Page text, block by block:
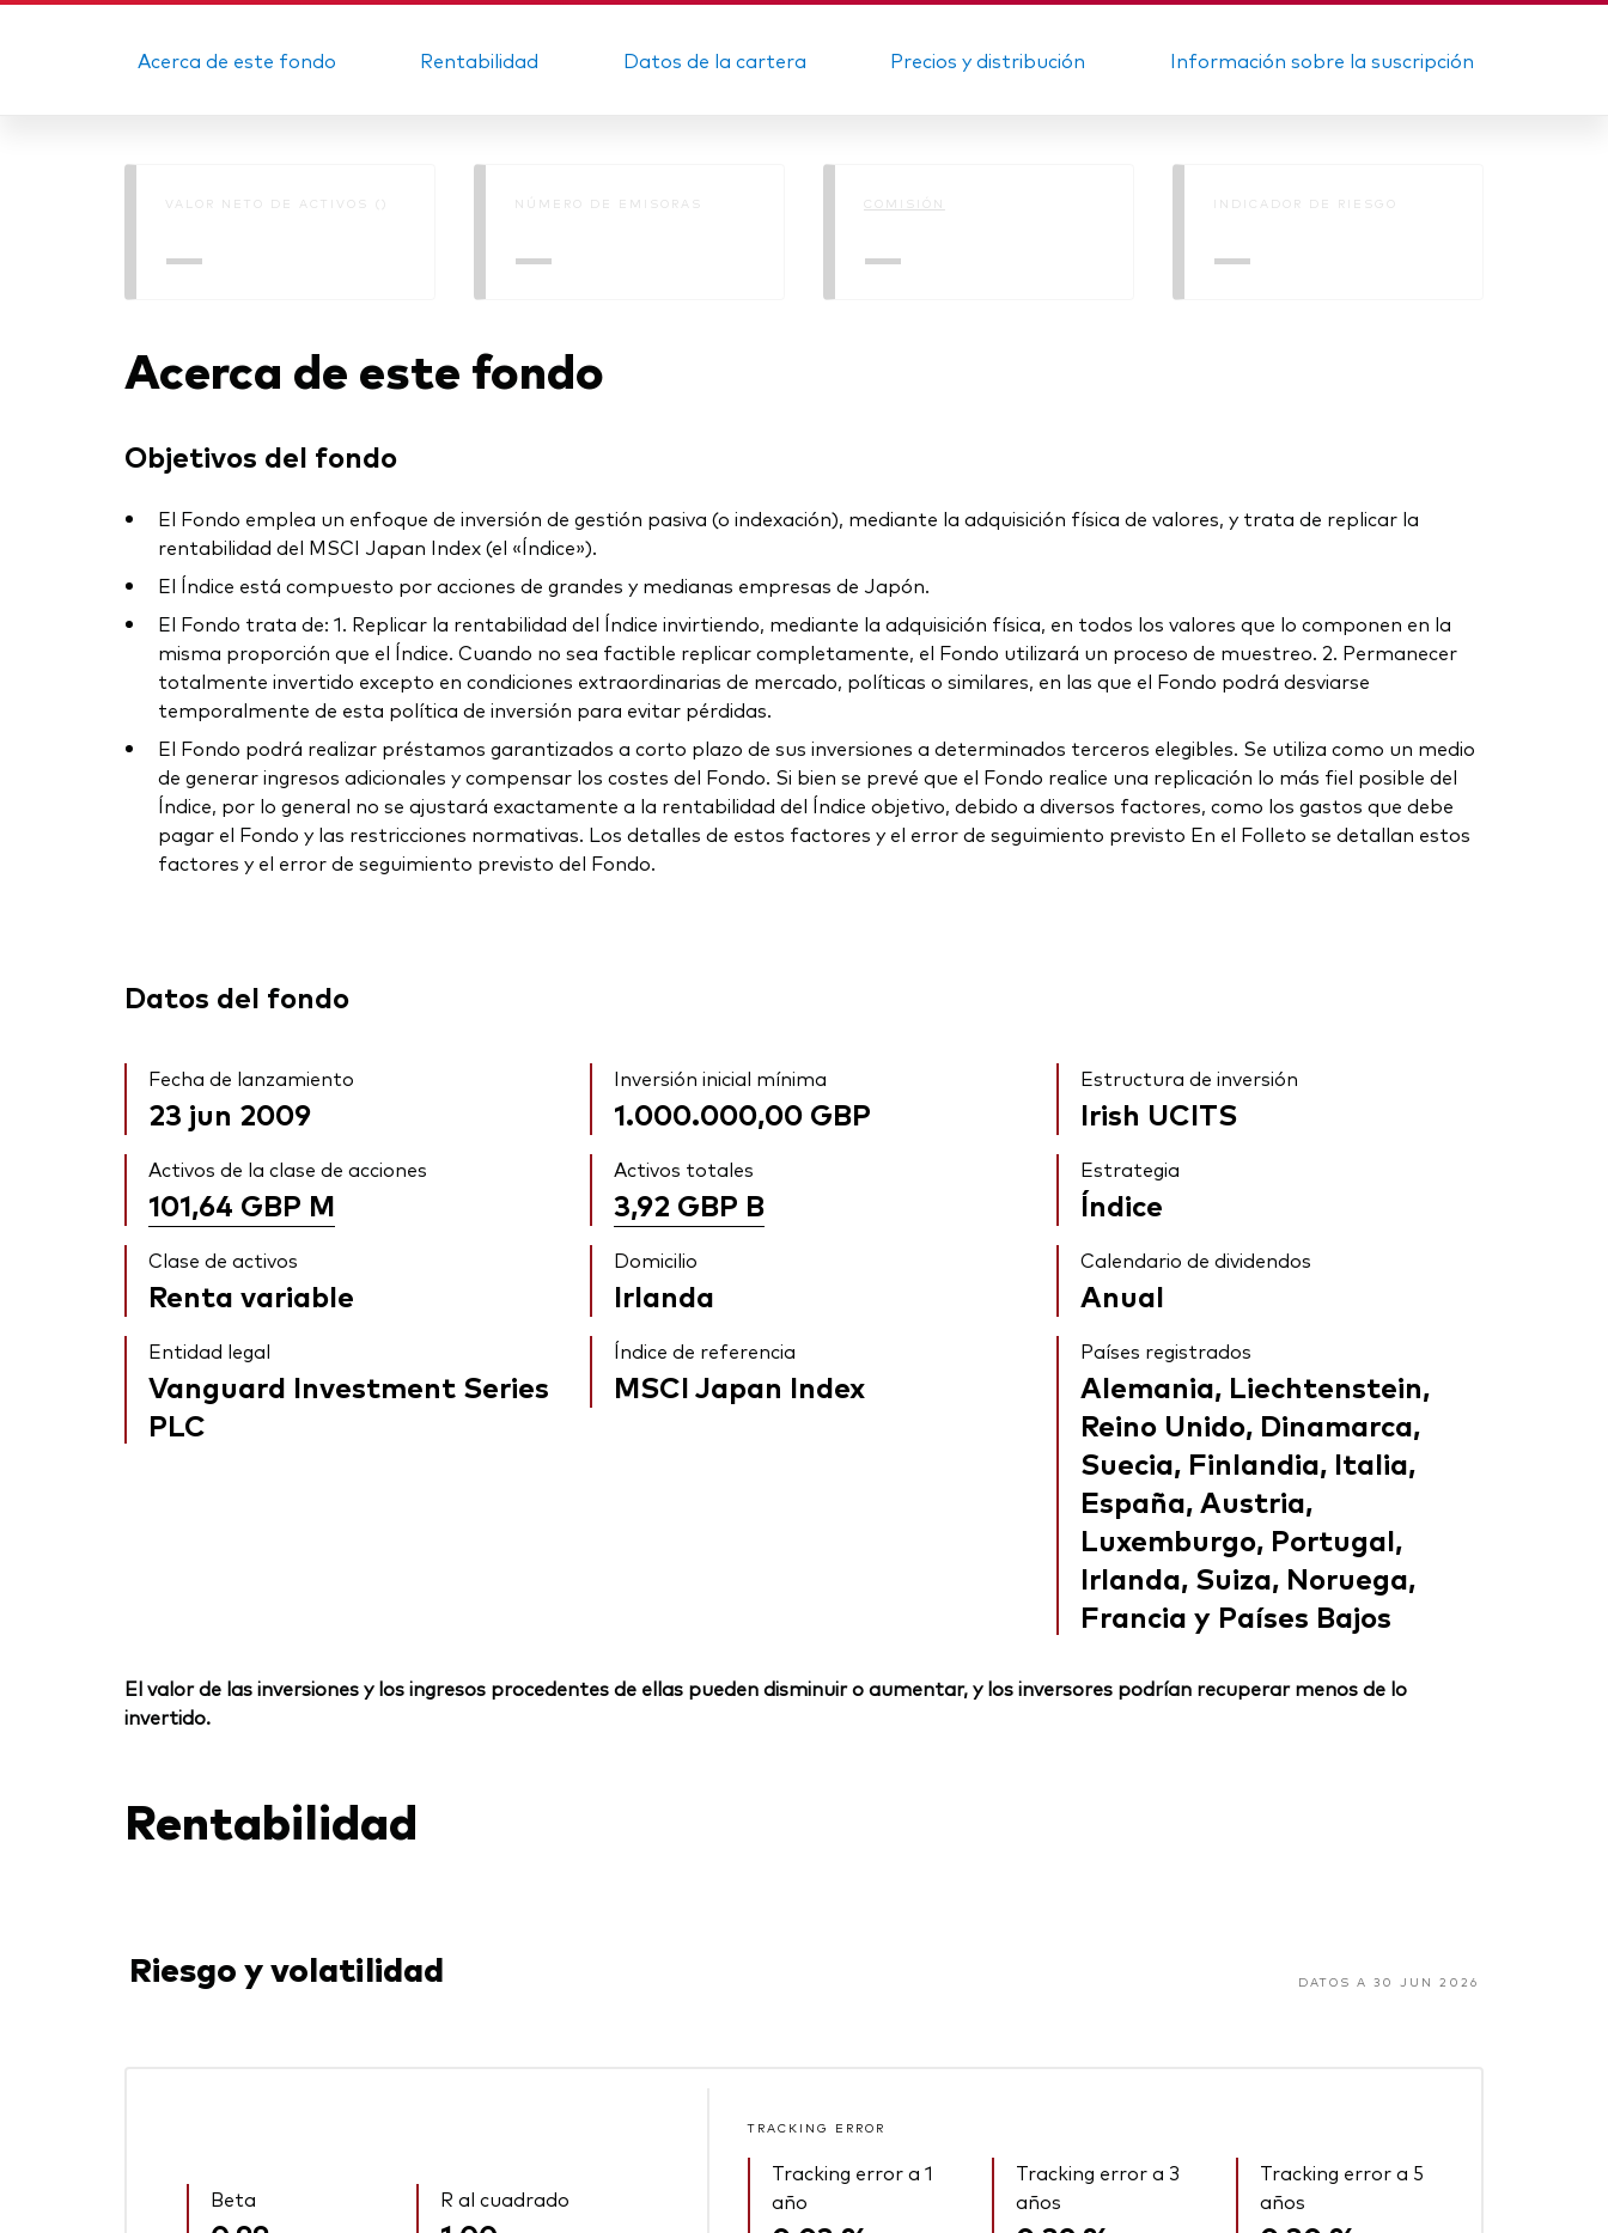
LifeStrategy
Acerca de este fondo Rentabilidad Datos de la cartera Precios y distribución Información sobre la suscripción
VALOR NETO DE ACTIVOS ()
—
NÚMERO DE EMISORAS
—
COMISIÓN
—
INDICADOR DE RIESGO
—
Acerca de este fondo
Objetivos del fondo
El Fondo emplea un enfoque de inversión de gestión pasiva (o indexación), mediante la adquisición física de valores, y trata de replicar la
rentabilidad del MSCI Japan Index (el «Índice»).
El Índice está compuesto por acciones de grandes y medianas empresas de Japón.
El Fondo trata de: 1. Replicar la rentabilidad del Índice invirtiendo, mediante la adquisición física, en todos los valores que lo componen en la
misma proporción que el Índice. Cuando no sea factible replicar completamente, el Fondo utilizará un proceso de muestreo. 2. Permanecer
totalmente invertido excepto en condiciones extraordinarias de mercado, políticas o similares, en las que el Fondo podrá desviarse
temporalmente de esta política de inversión para evitar pérdidas.
El Fondo podrá realizar préstamos garantizados a corto plazo de sus inversiones a determinados terceros elegibles. Se utiliza como un medio
de generar ingresos adicionales y compensar los costes del Fondo. Si bien se prevé que el Fondo realice una replicación lo más fiel posible del
Índice, por lo general no se ajustará exactamente a la rentabilidad del Índice objetivo, debido a diversos factores, como los gastos que debe
pagar el Fondo y las restricciones normativas. Los detalles de estos factores y el error de seguimiento previsto En el Folleto se detallan estos
factores y el error de seguimiento previsto del Fondo.
Datos del fondo
Fecha de lanzamiento
23 jun 2009
Inversión inicial mínima
1.000.000,00 GBP
Estructura de inversión
Irish UCITS
Activos de la clase de acciones
101,64 GBP M
Activos totales
3,92 GBP B
Estrategia
Índice
Clase de activos
Renta variable
Domicilio
Irlanda
Calendario de dividendos
Anual
Entidad legal
Vanguard Investment Series
PLC
Índice de referencia
MSCI Japan Index
Países registrados
Alemania, Liechtenstein,
Reino Unido, Dinamarca,
Suecia, Finlandia, Italia,
España, Austria,
Luxemburgo, Portugal,
Irlanda, Suiza, Noruega,
Francia y Países Bajos
El valor de las inversiones y los ingresos procedentes de ellas pueden disminuir o aumentar, y los inversores podrían recuperar menos de lo
invertido.
Rentabilidad
Riesgo y volatilidad DATOS A 30 JUN 2026
Beta R al cuadrado
TRACKING ERROR
Tracking error a 1
año
Tracking error a 3
años
Tracking error a 5
años